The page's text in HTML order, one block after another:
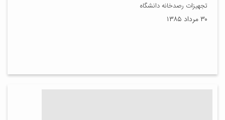
تجهیزات رصدخانه دانشگاه
۳۰ مرداد ۱۳۸۵